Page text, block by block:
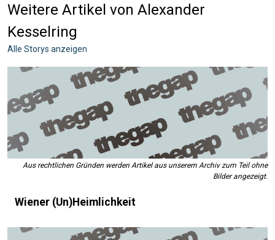
Weitere Artikel von Alexander
Kesselring
Alle Storys anzeigen
Aus rechtlichen Gründen werden Artikel aus unserem Archiv zum Teil ohne
Bilder angezeigt.
Wiener (Un)Heimlichkeit